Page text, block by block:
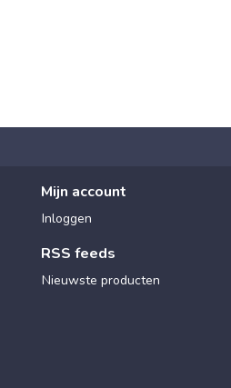
Mijn account
Inloggen
RSS feeds
Nieuwste producten